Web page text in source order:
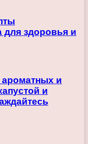
для здоровья и
ароматных и
и